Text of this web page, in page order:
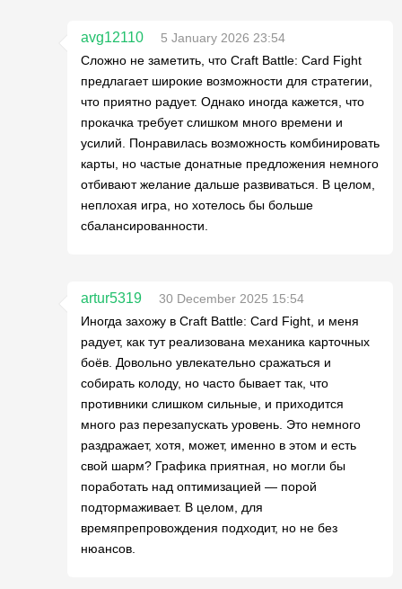
avg12110
5 January 2026 23:54
Сложно не заметить, что Craft Battle: Card Fight
предлагает широкие возможности для стратегии,
что приятно радует. Однако иногда кажется, что
прокачка требует слишком много времени и
усилий. Понравилась возможность комбинировать
карты, но частые донатные предложения немного
отбивают желание дальше развиваться. В целом,
неплохая игра, но хотелось бы больше
сбалансированности.
artur5319
30 December 2025 15:54
Иногда захожу в Craft Battle: Card Fight, и меня
радует, как тут реализована механика карточных
боёв. Довольно увлекательно сражаться и
собирать колоду, но часто бывает так, что
противники слишком сильные, и приходится
много раз перезапускать уровень. Это немного
раздражает, хотя, может, именно в этом и есть
свой шарм? Графика приятная, но могли бы
поработать над оптимизацией — порой
подтормаживает. В целом, для
времяпрепровождения подходит, но не без
нюансов.